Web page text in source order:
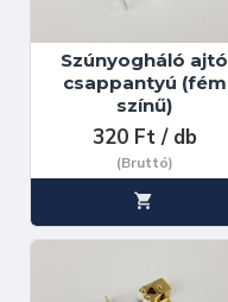
Szúnyogháló ajtó
csappantyú (fém
színű)
320 Ft / db
(Bruttó)